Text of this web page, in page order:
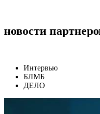
новости
Интервью
БЛМБ
ДЕЛО